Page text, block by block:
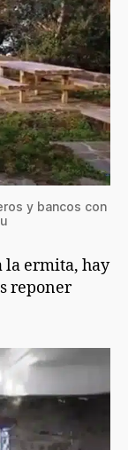
y bancos con
la ermita, hay
reponer